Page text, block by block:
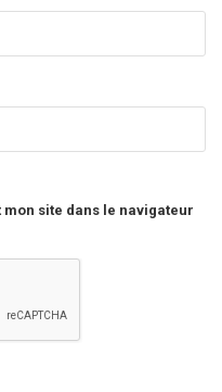
site dans le navigateur